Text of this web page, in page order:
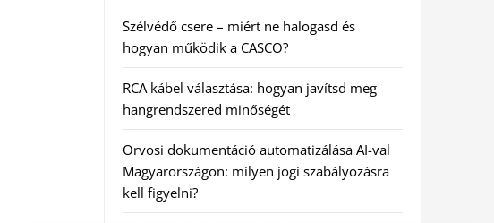
Szélvédő csere – miért ne halogasd és
hogyan működik a CASCO?
RCA kábel választása: hogyan javítsd meg
hangrendszered minőségét
Orvosi dokumentáció automatizálása AI-val
Magyarországon: milyen jogi szabályozásra
kell figyelni?